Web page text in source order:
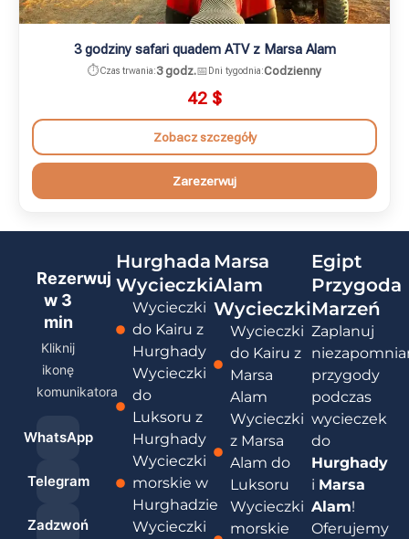
3 godziny safari quadem ATV z Marsa Alam
⏱️Czas trwania:3 godz.📅 Dni tygodnia:Codzienny
42 $
Zobacz szczegóły
Zarezerwuj
Rezerwuj
w 3
min
Kliknij
ikonę
komunikatora
WhatsApp
Telegram
Zadzwoń
Hurghada
Wycieczki
Wycieczki
do Kairu z
Hurghady
Wycieczki
do
Luksoru z
Hurghady
Wycieczki
morskie w
Hurghadzie
Wycieczki
Marsa
Alam
Wycieczki
Wycieczki
do Kairu z
Marsa
Alam
Wycieczki
z Marsa
Alam do
Luksoru
Wycieczki
morskie
Egipt
Przygoda
Marzeń
Zaplanuj
przygody
podczas
wycieczek
do
Hurghady
i Marsa
Alam!
Oferujemy